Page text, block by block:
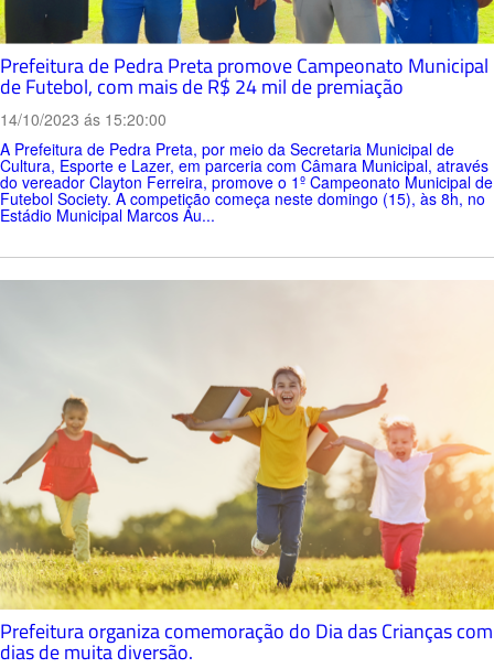
Prefeitura de Pedra Preta promove Campeonato Municipal
de Futebol, com mais de R$ 24 mil de premiação
14/10/2023 ás 15:20:00
A Prefeitura de Pedra Preta, por meio da Secretaria Municipal de
Cultura, Esporte e Lazer, em parceria com Câmara Municipal, através
do vereador Clayton Ferreira, promove o 1º Campeonato Municipal de
Futebol Society. A competição começa neste domingo (15), às 8h, no
Estádio Municipal Marcos Au...
Prefeitura organiza comemoração do Dia das Crianças com
dias de muita diversão.